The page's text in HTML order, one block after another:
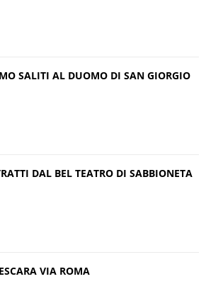
SALITI AL DUOMO DI SAN GIORGIO
DAL BEL TEATRO DI SABBIONETA
VIA ROMA